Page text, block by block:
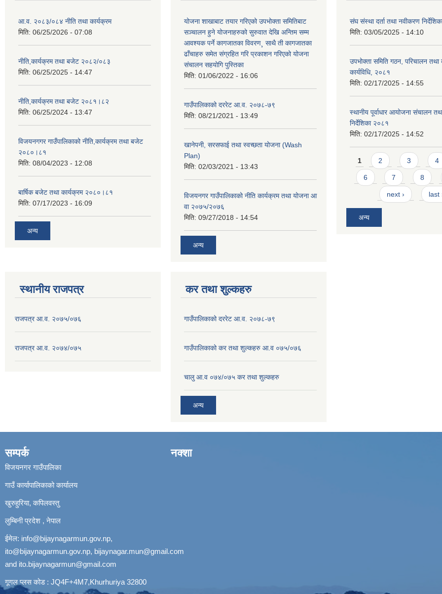
आ.व. २०८३/०८४ नीति तथा कार्यक्रम
मिति: 06/25/2026 - 07:08
नीति,कार्यक्रम तथा बजेट २०८२/०८३
मिति: 06/25/2025 - 14:47
नीति,कार्यक्रम तथा बजेट २०८१।८२
मिति: 06/25/2024 - 13:47
विजयनगगर गाउँपालिकाको नीति,कार्यक्रम तथा बजेट
२०८०।८१
मिति: 08/04/2023 - 12:08
बार्षिक बजेट तथा कार्यक्रम २०८०।८१
मिति: 07/17/2023 - 16:09
अन्य
योजना शाखाबाट तयार गरिएको उपभोक्ता समितिबाट
सञ्चालन हुने योजनाहरुको सुरुवात देखि अन्तिम सम्म
आवश्यक पर्ने कागजातका विवरण¸ साथै ती कागजातका
ढाँचाहरु समेत संग्रहित गरि प्रकाशन गरिएको योजना
संचालन सहयोगि पुस्तिका
मिति: 01/06/2022 - 16:06
गाउँपालिकाको दररेट आ.व. २०७८-७९
मिति: 08/21/2021 - 13:49
खानेपनी, सरसफाई तथा स्वच्छता योजना (Wash
Plan)
मिति: 02/03/2021 - 13:43
विजयनगर गाउँपालिकाको नीति कार्यक्रम तथा योजना आ
वा २०७५/२०७६
मिति: 09/27/2018 - 14:54
अन्य
संघ संस्था दर्ता तथा नवीकरण
मिति: 03/05/2025 - 14:10
उपभोक्ता समिति गठन, परिचालन तथा
कार्यविधि, २०८१
मिति: 02/17/2025 - 14:55
स्थानीय पूर्वाधार आयोजना संचालन
निर्देशिका २०८१
मिति: 02/17/2025 - 14:52
Pages
1 2 3 4
6 7 8
next › last
अन्य
स्थानीय राजपत्र
राजपत्र आ.व. २०७५/०७६
राजपत्र आ.व. २०७४/०७५
कर तथा शुल्कहरु
गाउँपालिकाको दररेट आ.व. २०७८-७९
गाउँपालिकाको कर तथा शुल्कहरु आ.व ०७५/०७६
चालु आ.व ०७४/०७५ कर तथा शुल्कहरु
अन्य
सम्पर्क
विजयनगर गाउँपालिका
गाउँ कार्यापालिकाको कार्यालय
खुरुहुरिया, कपिलवस्तु
लुम्बिनी प्रदेश , नेपाल
ईमेल: info@bijaynagarmun.gov.np,
ito@bijaynagarmun.gov.np, bijaynagar.mun@gmail.com
and ito.bijaynagarmun@gmail.com
गूगल प्लस कोड : JQ4F+4M7,Khurhuriya 32800
नक्शा